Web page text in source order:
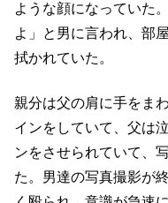
ような顔になっていた
よ」と男に言われ、部
拭かれていた。
親分は父の肩に手をま
インをしていて、父は
ンをさせられていて、
た。男達の写真撮影が